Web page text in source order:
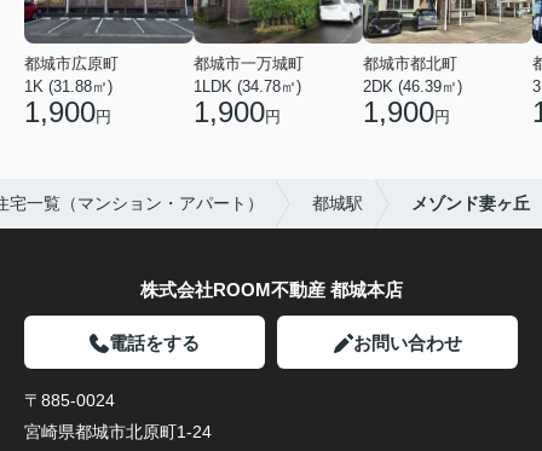
都城市広原町
1K (31.88㎡)
1,900円
都城市一万城町
1LDK (34.78㎡)
1,900円
都城市都北町
2DK (46.39㎡)
1,900円
宅一覧（マンション・アパート） 都城駅 メゾンド妻ヶ丘
株式会社ROOM不動産 都城本店
電話をする お問い合わせ
〒885-0024
宮崎県都城市北原町1-24